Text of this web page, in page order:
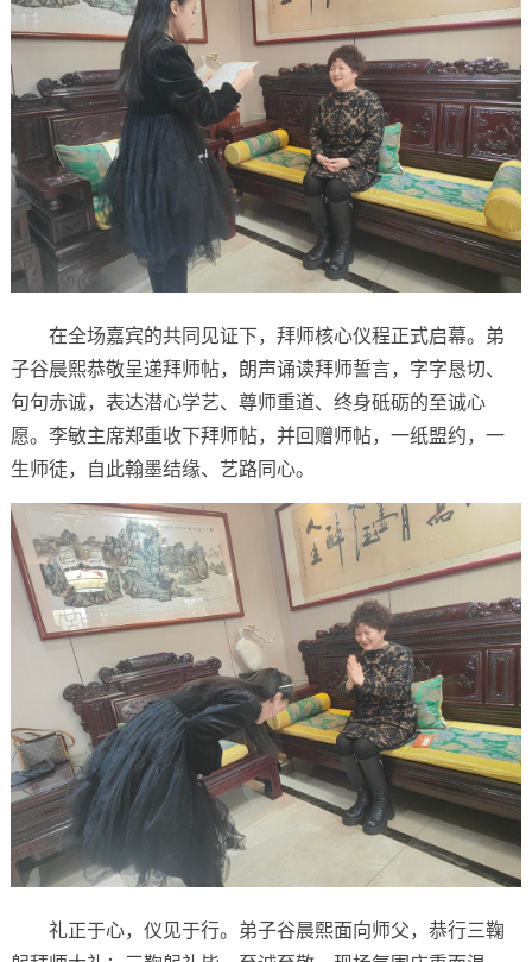
在全场嘉宾的共同见证下，拜师核心仪程正式启幕。弟
子谷晨熙恭敬呈递拜师帖，朗声诵读拜师誓言，字字恳切、
句句赤诚，表达潜心学艺、尊师重道、终身砥砺的至诚心
愿。李敏主席郑重收下拜师帖，并回赠师帖，一纸盟约，一
生师徒，自此翰墨结缘、艺路同心。
礼正于心，仪见于行。弟子谷晨熙面向师父，恭行三鞠